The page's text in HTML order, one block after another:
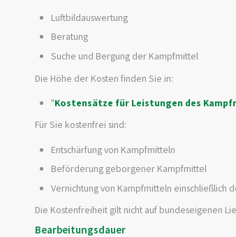
Luftbildauswertung
Beratung
Suche und Bergung der Kampfmittel
Die Höhe der Kosten finden Sie in:
"Kostensätze für Leistungen des
Für Sie kostenfrei sind:
Entschärfung von Kampfmitteln
Beförderung geborgener Kampfmittel
Vernichtung von Kampfmitteln einschließlich
Die Kostenfreiheit gilt nicht auf bundeseigenen
Bearbeitungsdauer